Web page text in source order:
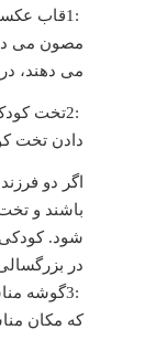
1:قاب
مصون می
می دهند، در
2:تخت کودک
دادن تخت
اگر دو
باشند و
شود. کودکی
در
3:گوشه
که مکان